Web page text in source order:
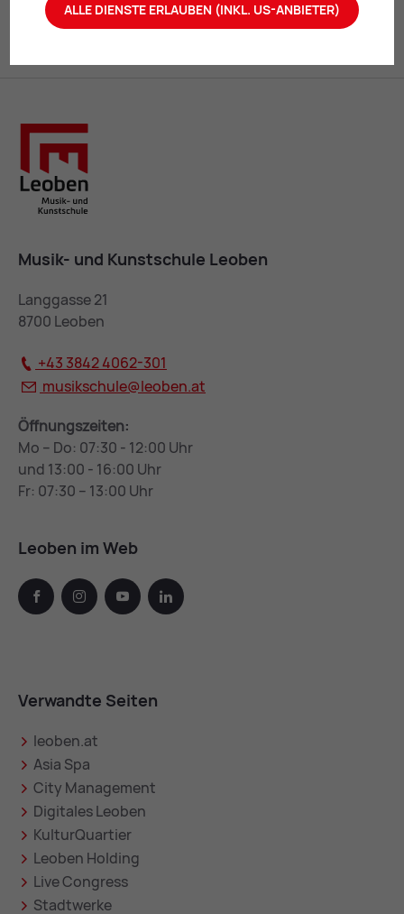
Mu­sik- und Kunst­schu­le Leoben
Langgasse 21
8700 Leoben
+43 3842 4062-301
musikschule@leoben.at
Öffnungszeiten:
Mo – Do: 07:30 - 12:00 Uhr
und 13:00 - 16:00 Uhr
Fr: 07:30 – 13:00 Uhr
Leoben im Web
facebook instagramyoutube linkedin
Verwandte Seiten
leoben.at
Asia Spa
City Management
Digitales Leoben
KulturQuartier
Leoben Holding
Live Congress
Stadtwerke
ALLE DIENSTE ERLAUBEN (INKL. US-ANBIETER)